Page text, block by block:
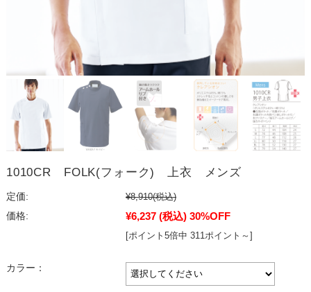
1010CR FOLK(フォーク) 上衣 メンズ
定価: ¥8,910(税込)
価格:
¥6,237 (税込) 30%OFF
[ポイント5倍中 311ポイント～]
カラー：